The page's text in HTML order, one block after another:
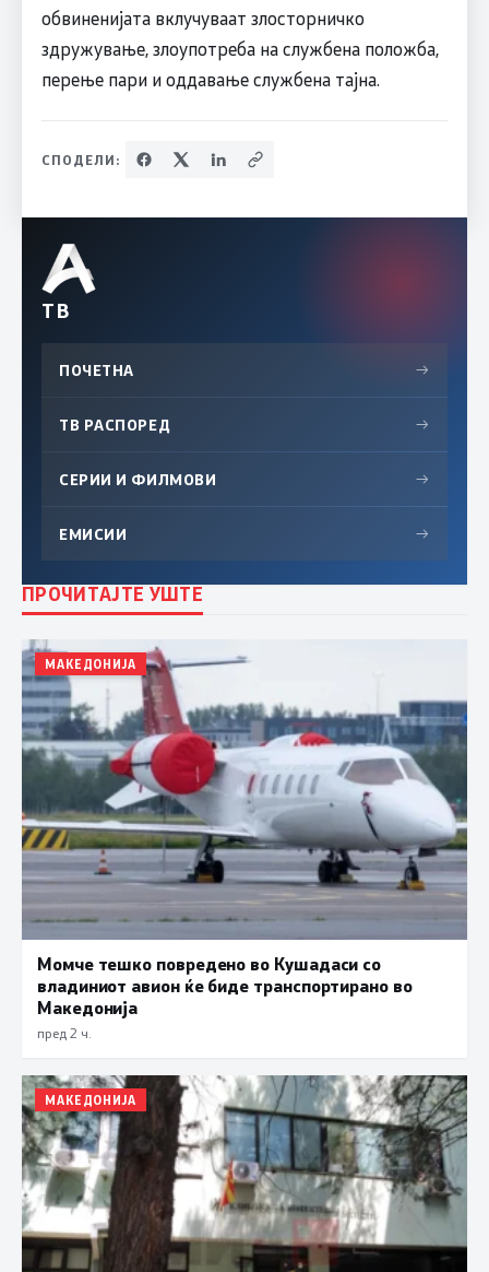
обвиненијата вклучуваат злосторничко
здружување, злоупотреба на службена положба,
перење пари и оддавање службена тајна.
СПОДЕЛИ:
ТВ
ПОЧЕТНА →
ТВ РАСПОРЕД →
СЕРИИ И ФИЛМОВИ →
ЕМИСИИ →
ПРОЧИТАЈТЕ УШТЕ
МАКЕДОНИЈА
Момче тешко повредено во Кушадаси со
владиниот авион ќе биде транспортирано во
Македонија
пред 2 ч.
МАКЕДОНИЈА